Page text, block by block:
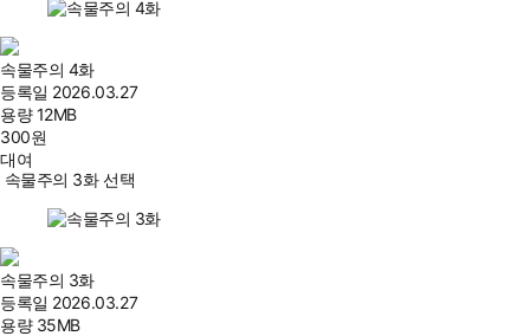
속물주의 4화
등록일 2026.03.27
용량12MB
300원
대여
속물주의 3화 선택
속물주의 3화
등록일 2026.03.27
용량 35MB